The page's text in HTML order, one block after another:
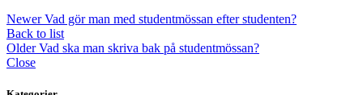
Newer Vad gör man med studentmössan efter studenten?
Back to list
Older Vad ska man skriva bak på studentmössan?
Close